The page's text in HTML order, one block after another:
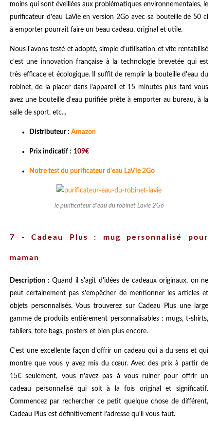
moins qui sont éveillées aux problématiques environnementales, le
purificateur d'eau LaVie en version 2Go avec sa bouteille de 50 cl
à emporter pourrait faire un beau cadeau, original et utile.
Nous l'avons testé et adopté, simple d'utilisation et vite rentabilisé
c'est une innovation française à la technologie brevetée qui est
très efficace et écologique. Il suffit de remplir la bouteille d'eau du
robinet, de la placer dans l'appareil et 15 minutes plus tard vous
avez une bouteille d'eau purifiée prête à emporter au bureau, à la
salle de sport, etc...
Distributeur : Amazon
Prix indicatif : 109€
Notre test du purificateur d'eau LaVie 2Go
le purificateur d'eau du robinet Lavie 2Go
7 - Cadeau Plus : mug personnalisé pour
maman
Description : Quand il s'agit d'idées de cadeaux originaux, on ne
peut certainement pas s'empêcher de mentionner les articles et
objets personnalisés. Vous trouverez sur Cadeau Plus une large
gamme de produits entièrement personnalisables : mugs, t-shirts,
tabliers, tote bags, posters et bien plus encore.
C'est une excellente façon d'offrir un cadeau qui a du sens et qui
montre que vous y avez mis du cœur. Avec des prix à partir de
15€ seulement, vous n'avez pas à vous ruiner pour offrir un
cadeau personnalisé qui soit à la fois original et significatif.
Commencez par rechercher ce petit quelque chose de différent,
Cadeau Plus est définitivement l'adresse qu'il vous faut.